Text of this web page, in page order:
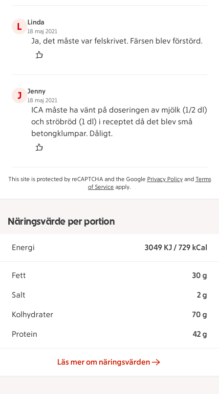
L Linda
18 maj 2021
Ja, det måste var felskrivet. Färsen blev förstörd.
J Jenny
18 maj 2021
ICA måste ha vänt på doseringen av mjölk (1/2 dl)
och ströbröd (1 dl) i receptet då det blev små
betongklumpar. Dåligt.
This site is protected by reCAPTCHA and the Google Privacy Policyand Terms
of Service apply.
Näringsvärde per portion
Energi 3049 KJ / 729 kCal
Fett 30 g
Salt 2 g
Kolhydrater 70 g
Protein 42 g
Läs mer om näringsvärden